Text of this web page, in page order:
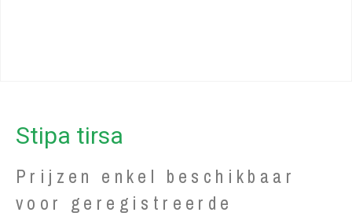
Stipa tirsa
Prijzen enkel beschikbaar
voor geregistreerde